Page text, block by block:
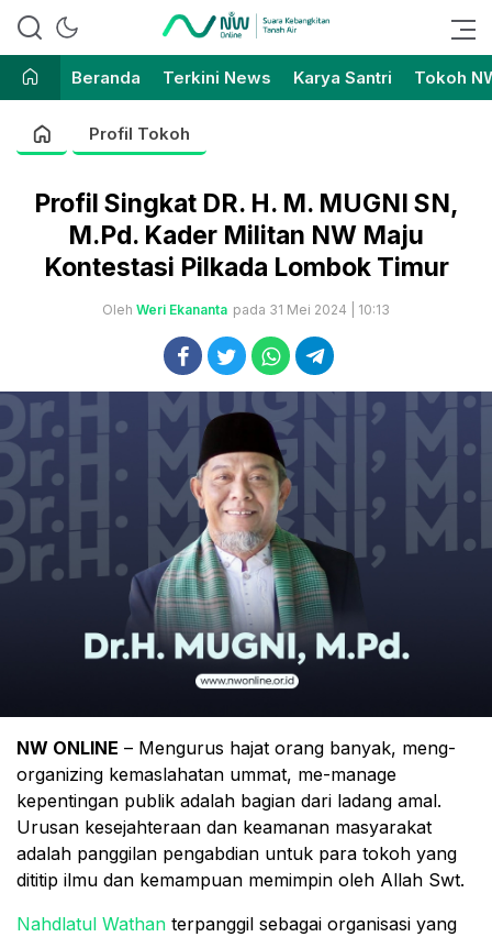
Nahdlatul Wathan Online
Suara Kebangkitan Tanah Air
Beranda
Terkini News Karya Santri Tokoh
Profil Tokoh
Profil Singkat DR. H. M. MUGNI SN,
M.Pd. Kader Militan NW Maju
Kontestasi Pilkada Lombok Timur
Oleh Weri Ekananta pada 31 Mei 2024 | 10:13
NW ONLINE – Mengurus hajat orang banyak, meng-
organizing kemaslahatan ummat, me-manage
kepentingan publik adalah bagian dari ladang amal.
Urusan kesejahteraan dan keamanan masyarakat
adalah panggilan pengabdian untuk para tokoh yang
dititip ilmu dan kemampuan memimpin oleh Allah Swt.
Nahdlatul Wathan terpanggil sebagai organisasi yang